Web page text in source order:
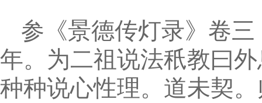
参《景德传灯录》卷
年。为二祖说法秖教曰
种种说心性理。道未契